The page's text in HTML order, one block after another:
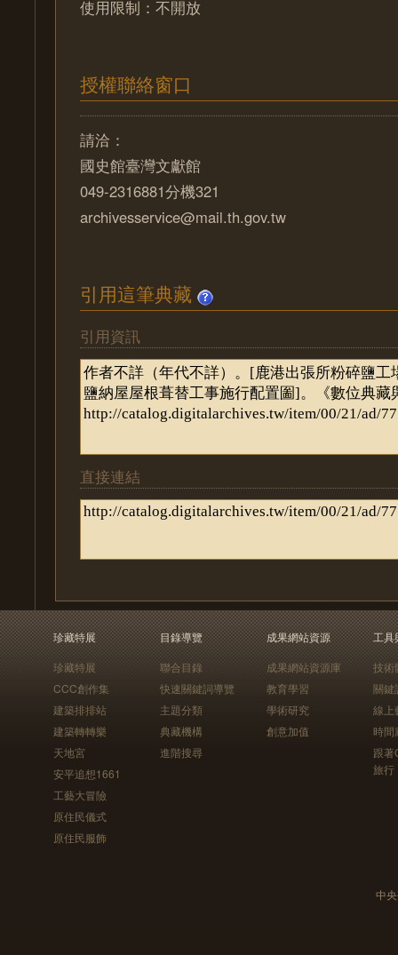
使用限制：不開放
授權聯絡窗口
請洽：
國史館臺灣文獻館
049-2316881分機321
archivesservice@mail.th.gov.tw
引用這筆典藏
引用資訊
直接連結
珍藏特展
珍藏特展
CCC創作集
建築排排站
建築轉轉樂
天地宮
安平追想1661
工藝大冒險
原住民儀式
原住民服飾
目錄導覽
聯合目錄
快速關鍵詞導覽
主題分類
典藏機構
進階搜尋
成果網站資源
成果網站資源庫
教育學習
學術研究
創意加值
工具
技術
關鍵
線上
時間
跟
旅行
中